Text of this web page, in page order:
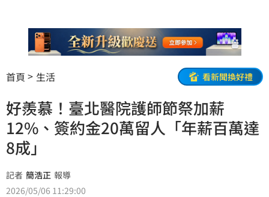
首頁 生活 看新聞換好禮
好羨慕！臺北醫院護師節祭加薪
12%、簽約金20萬留人「年薪百萬達
8成」
記者 簡浩正 報導
2026/05/06 11:29:00